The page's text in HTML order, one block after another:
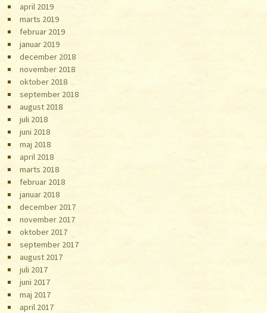
april 2019
marts 2019
februar 2019
januar 2019
december 2018
november 2018
oktober 2018
september 2018
august 2018
juli 2018
juni 2018
maj 2018
april 2018
marts 2018
februar 2018
januar 2018
december 2017
november 2017
oktober 2017
september 2017
august 2017
juli 2017
juni 2017
maj 2017
april 2017